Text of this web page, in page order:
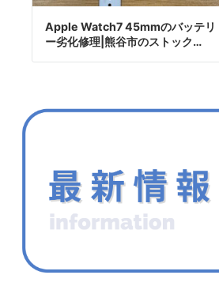
Apple Watch7 45mmのバッテリ
ー劣化修理|熊谷市のストック…